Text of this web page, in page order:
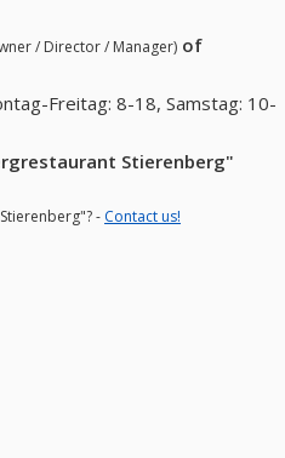
/ Director / Manager) of
Freitag: 8-18, Samstag: 10-
Stierenberg"
- Contact us!